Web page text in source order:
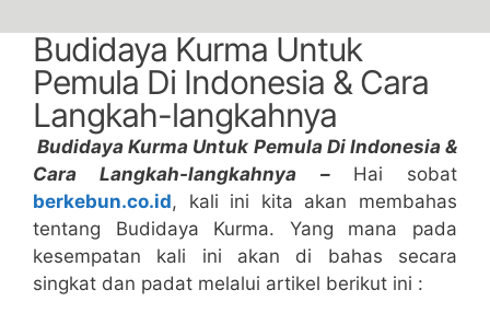
Budidaya Kurma Untuk
Pemula Di Indonesia & Cara
Langkah-langkahnya
Budidaya Kurma Untuk Pemula Di Indonesia &
Cara Langkah-langkahnya – Hai sobat
berkebun.co.id, kali ini kita akan membahas
tentang Budidaya Kurma. Yang mana pada
kesempatan kali ini akan di bahas secara
singkat dan padat melalui artikel berikut ini :